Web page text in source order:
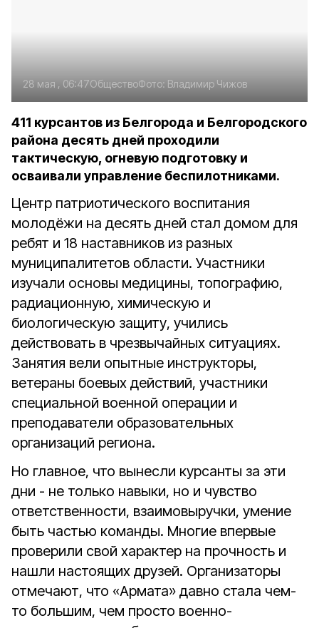
28 мая , 06:47ОбществоФото: Владимир Чижов
411 курсантов из Белгорода и Белгородского
района десять дней проходили
тактическую, огневую подготовку и
осваивали управление беспилотниками.
Центр патриотического воспитания
молодёжи на десять дней стал домом для
ребят и 18 наставников из разных
муниципалитетов области. Участники
изучали основы медицины, топографию,
радиационную, химическую и
биологическую защиту, учились
действовать в чрезвычайных ситуациях.
Занятия вели опытные инструкторы,
ветераны боевых действий, участники
специальной военной операции и
преподаватели образовательных
организаций региона.
Но главное, что вынесли курсанты за эти
дни - не только навыки, но и чувство
ответственности, взаимовыручки, умение
быть частью команды. Многие впервые
проверили свой характер на прочность и
нашли настоящих друзей. Организаторы
отмечают, что «Армата» давно стала чем-
то большим, чем просто военно-